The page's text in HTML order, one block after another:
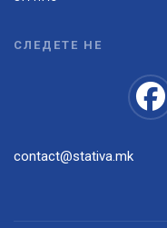
СЛЕДЕТЕ НЕ
contact@stativa.mk